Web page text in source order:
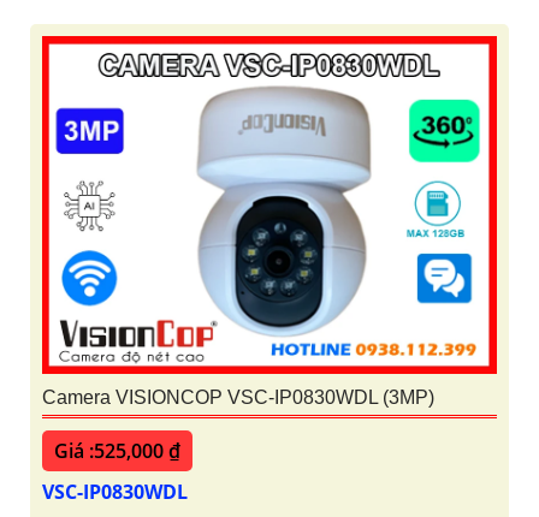
Camera VISIONCOP VSC-IP0830WDL (3MP)
Giá :525,000 ₫
VSC-IP0830WDL